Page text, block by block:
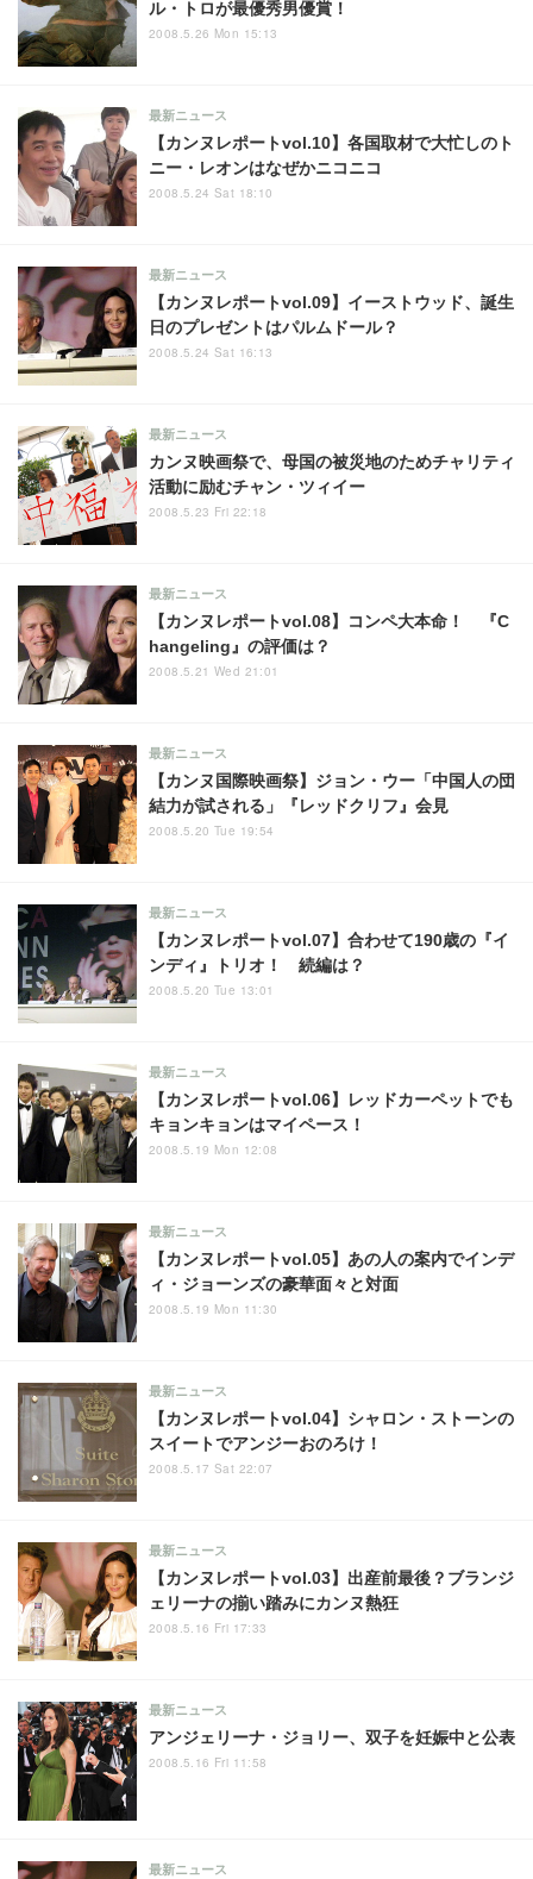
ル・トロが最優秀男優賞！
2008.5.26 Mon 15:13
【カンヌレポートvol.10】各国取材で大忙しのト
ニー・レオンはなぜかニコニコ
最新ニュース
2008.5.24 Sat 18:10
【カンヌレポートvol.09】イーストウッド、誕生
日のプレゼントはパルムドール？
最新ニュース
2008.5.24 Sat 16:13
カンヌ映画祭で、母国の被災地のためチャリティ
活動に励むチャン・ツィイー
最新ニュース
2008.5.23 Fri 22:18
【カンヌレポートvol.08】コンペ大本命！ 『C
hangeling』の評価は？
最新ニュース
2008.5.21 Wed 21:01
【カンヌ国際映画祭】ジョン・ウー「中国人の団
結力が試される」『レッドクリフ』会見
最新ニュース
2008.5.20 Tue 19:54
【カンヌレポートvol.07】合わせて190歳の『イ
ンディ』トリオ！ 続編は？
最新ニュース
2008.5.20 Tue 13:01
【カンヌレポートvol.06】レッドカーペットでも
キョンキョンはマイペース！
最新ニュース
2008.5.19 Mon 12:08
【カンヌレポートvol.05】あの人の案内でインデ
ィ・ジョーンズの豪華面々と対面
最新ニュース
2008.5.19 Mon 11:30
【カンヌレポートvol.04】シャロン・ストーンの
スイートでアンジーおのろけ！
最新ニュース
2008.5.17 Sat 22:07
【カンヌレポートvol.03】出産前最後？ブランジ
ェリーナの揃い踏みにカンヌ熱狂
最新ニュース
2008.5.16 Fri 17:33
アンジェリーナ・ジョリー、双子を妊娠中と公表
最新ニュース
2008.5.16 Fri 11:58
最新ニュース